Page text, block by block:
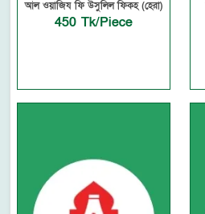
আল ওয়াজিয ফি উসুলিল ফিকহ (হেরা)
450 Tk/Piece